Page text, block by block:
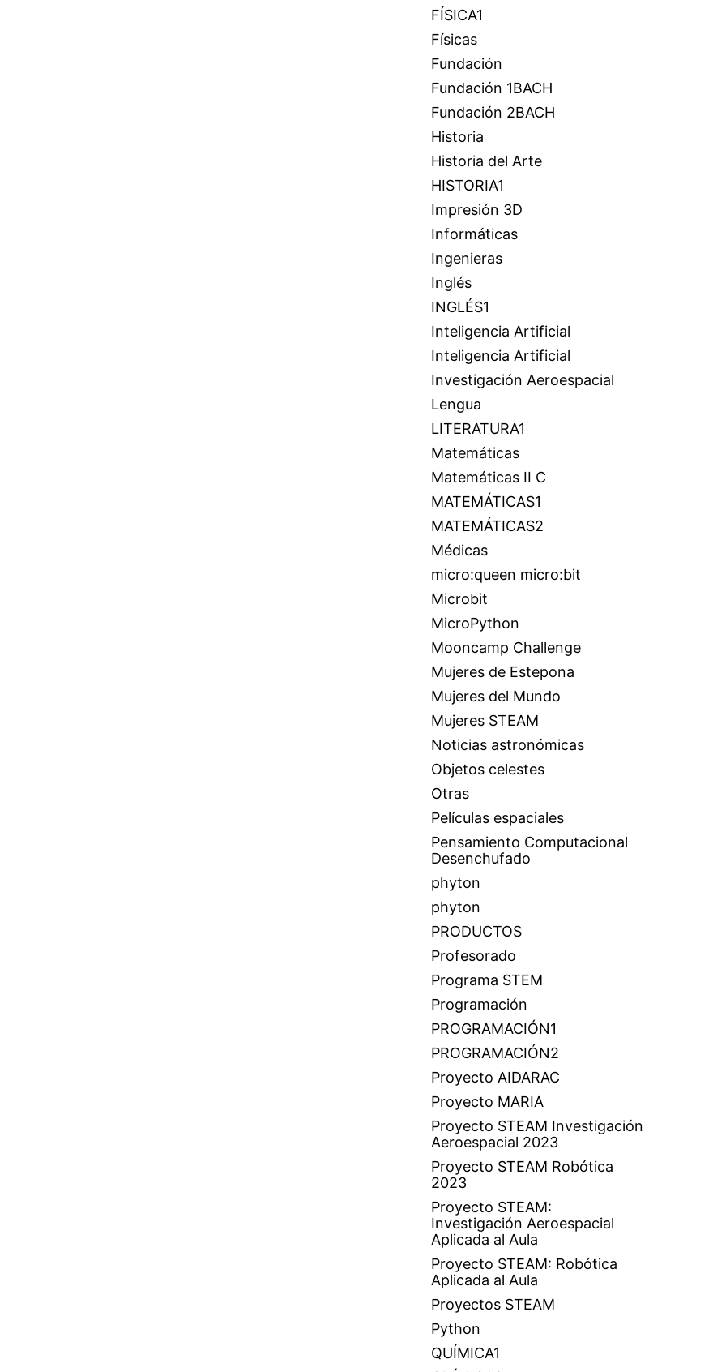
FÍSICA1
Físicas
Fundación
Fundación 1BACH
Fundación 2BACH
Historia
Historia del Arte
HISTORIA1
Impresión 3D
Informáticas
Ingenieras
Inglés
INGLÉS1
Inteligencia Artificial
Inteligencia Artificial
Investigación Aeroespacial
Lengua
LITERATURA1
Matemáticas
Matemáticas II C
MATEMÁTICAS1
MATEMÁTICAS2
Médicas
micro:queen micro:bit
Microbit
MicroPython
Mooncamp Challenge
Mujeres de Estepona
Mujeres del Mundo
Mujeres STEAM
Noticias astronómicas
Objetos celestes
Otras
Películas espaciales
Pensamiento Computacional
Desenchufado
phyton
phyton
PRODUCTOS
Profesorado
Programa STEM
Programación
PROGRAMACIÓN1
PROGRAMACIÓN2
Proyecto AIDARAC
Proyecto MARIA
Proyecto STEAM Investigación
Aeroespacial 2023
Proyecto STEAM Robótica
2023
Proyecto STEAM:
Investigación Aeroespacial
Aplicada al Aula
Proyecto STEAM: Robótica
Aplicada al Aula
Proyectos STEAM
Python
QUÍMICA1